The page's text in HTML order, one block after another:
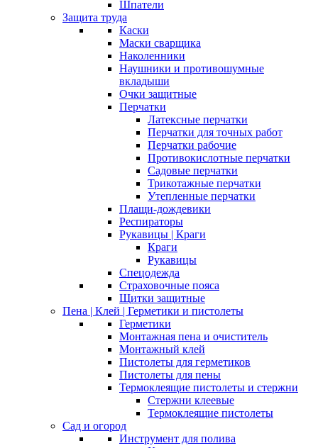
Шпатели
Защита труда
Каски
Маски сварщика
Наколенники
Наушники и противошумные
вкладыши
Очки защитные
Перчатки
Латексные перчатки
Перчатки для точных работ
Перчатки рабочие
Противокислотные перчатки
Садовые перчатки
Трикотажные перчатки
Утепленные перчатки
Плащи-дождевики
Респираторы
Рукавицы | Краги
Краги
Рукавицы
Спецодежда
Страховочные пояса
Щитки защитные
Пена | Клей | Герметики и пистолеты
Герметики
Монтажная пена и очиститель
Монтажный клей
Пистолеты для герметиков
Пистолеты для пены
Термоклеящие пистолеты и стержни
Стержни клеевые
Термоклеящие пистолеты
Сад и огород
Инструмент для полива